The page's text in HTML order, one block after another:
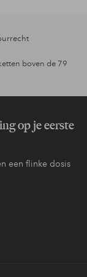
boven de 79
op je eerste
een flinke dosis